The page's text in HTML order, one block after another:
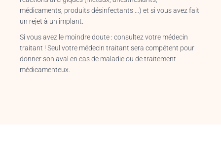
médicaments, produits désinfectants …) et si vous avez fait
un rejet à un implant.
Si vous avez le moindre doute : consultez votre médecin
traitant ! Seul votre médecin traitant sera compétent pour
donner son aval en cas de maladie ou de traitement
médicamenteux.